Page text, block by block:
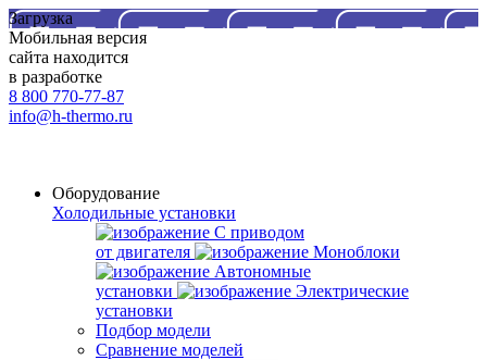
Загрузка
Мобильная версия
сайта находится
в разработке
8 800 770-77-87
info@h-thermo.ru
Оборудование
Холодильные установки
С приводом
от двигателя
Моноблоки
Автономные
установки
Электрические
установки
Подбор модели
Сравнение моделей